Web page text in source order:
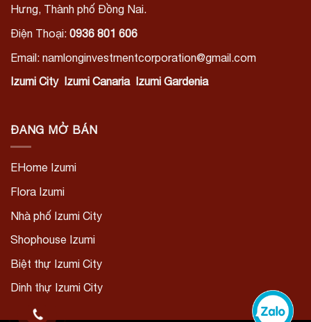
Hưng, Thành phố Đồng Nai.
Điện Thoại: 0936 801 606
Email: namlonginvestmentcorporation@gmail.com
Izumi City Izumi Canaria Izumi Gardenia
ĐANG MỞ BÁN
EHome Izumi
Flora Izumi
Nhà phố Izumi City
Shophouse Izumi
Biệt thự Izumi City
Dinh thự Izumi City